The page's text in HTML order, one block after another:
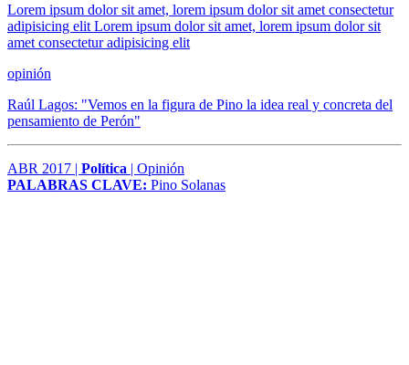
Lorem ipsum dolor sit amet, lorem ipsum dolor sit amet consectetur
adipisicing elit Lorem ipsum dolor sit amet, lorem ipsum dolor sit
amet consectetur adipisicing elit
opinión
Raúl Lagos: "Vemos en la figura de Pino la idea real y concreta del
pensamiento de Perón"
ABR 2017 | Política | Opinión
PALABRAS CLAVE: Pino Solanas